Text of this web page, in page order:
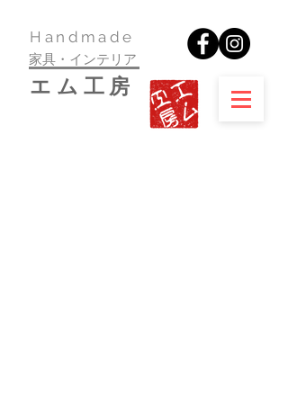
​Handmade
家具・インテリア
​エム工房